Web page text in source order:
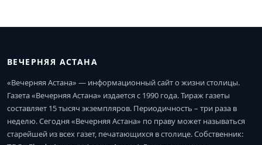
ВЕЧЕРНЯЯ АСТАНА
«Вечерняя Астана» — информационный сайт о жизни столицы.
Газета «Вечерняя Астана» издается с 1990 года. Тираж газеты
составляет 15 тысяч экземпляров. Периодичность – три раза в
неделю. Сегодня «Вечерняя Астана» по праву может называться
старейшей из всех газет, печатающихся в столице. Собственник: